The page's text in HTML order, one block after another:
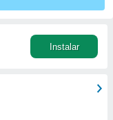
Instalar